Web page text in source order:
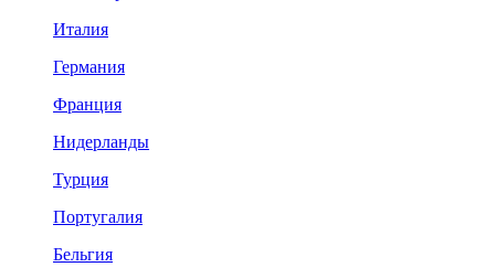
Италия
Германия
Франция
Нидерланды
Турция
Португалия
Бельгия